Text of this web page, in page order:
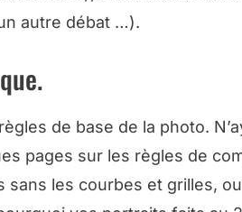
autre débat …).
de base de la photo.
pages sur les règles de
sans les courbes et grilles,